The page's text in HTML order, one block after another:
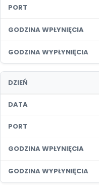
PORT
GODZINA WPŁYNIĘCIA
GODZINA WYPŁYNIĘCIA
DZIEŃ
DATA
PORT
GODZINA WPŁYNIĘCIA
GODZINA WYPŁYNIĘCIA